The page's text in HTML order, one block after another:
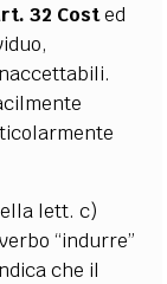
32 Costed
lett. c)
“indurre”
che il